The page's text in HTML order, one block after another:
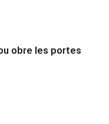
obre les portes